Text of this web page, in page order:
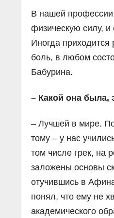
В нашей профессии
физическую силу,
Иногда приходится
боль, в любом
Бабурина.
– Какой она была,
– Лучшей в мире.
тому – у нас
том числе грек, на
заложены основы
отучившись в
понял, что ему не
академического